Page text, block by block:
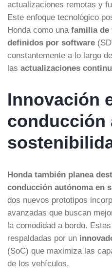
actualizaciones remotas y
Este enfoque tecnológico
Honda como una familia de
definidos por software
constantemente a lo largo
las actualizaciones
Innovación
conducción
Honda también planea
conducción autónoma en
dos nuevos prototipos
avanzadas que buscan
la comodidad a bordo.
respaldadas por un
(SoC) que maximiza las
de los vehículos.